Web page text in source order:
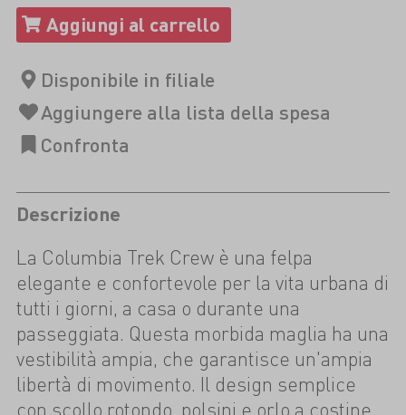
Descrizione
La Columbia Trek Crew è una felpa
elegante e confortevole per la vita urbana di
tutti i giorni, a casa o durante una
passeggiata. Questa morbida maglia ha una
vestibilità ampia, che garantisce un'ampia
libertà di movimento. Il design semplice
con scollo rotondo, polsini e orlo a costine